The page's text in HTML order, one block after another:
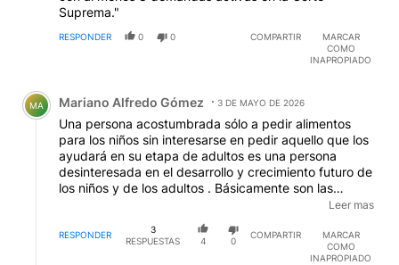
Suprema."
RESPONDER 0 0 COMPARTIR
MARCAR
COMO
INAPROPIADO
Comentario de Mariano Alfredo Gómez.
MA Mariano Alfredo Gómez 3 DE MAYO DE 2026
Una persona acostumbrada sólo a pedir alimentos
para los niños sin interesarse en pedir aquello que los
ayudará en su etapa de adultos es una persona
desinteresada en el desarrollo y crecimiento futuro de
los niños y de los adultos . Básicamente son las
mujeres , representantes del 50 % del electorado y a
quienes suelen apuntar los políticos por interés y las
políticas por su propia condición , quienes tienen esa
mirada a corto plazo ya que , lo único que les interesa
Leer mas
RESPONDER
3
RESPUESTAS
4 0
COMPARTIR
MARCAR
COMO
INAPROPIADO